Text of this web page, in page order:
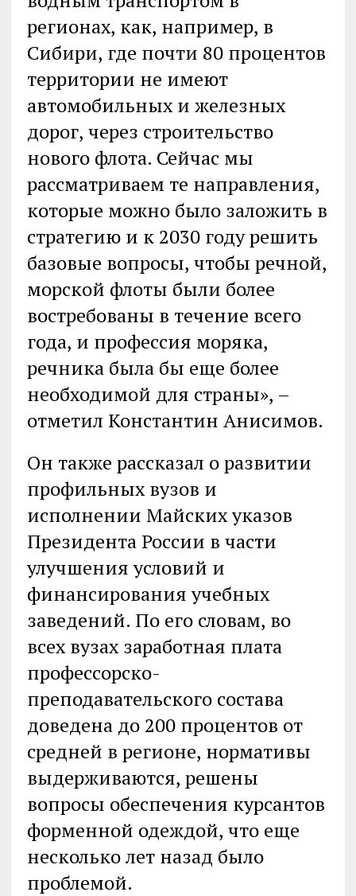
регионах, как, например, в
Сибири, где почти 80 процентов
территории не имеют
автомобильных и железных
дорог, через строительство
нового флота. Сейчас мы
рассматриваем те направления,
которые можно было заложить в
стратегию и к 2030 году решить
базовые вопросы, чтобы речной,
морской флоты были более
востребованы в течение всего
года, и профессия моряка,
речника была бы еще более
необходимой для страны», –
отметил Константин Анисимов.
Он также рассказал о развитии
профильных вузов и
исполнении Майских указов
Президента России в части
улучшения условий и
финансирования учебных
заведений. По его словам, во
всех вузах заработная плата
профессорско-
преподавательского состава
доведена до 200 процентов от
средней в регионе, нормативы
выдерживаются, решены
вопросы обеспечения курсантов
форменной одеждой, что еще
несколько лет назад было
проблемой.